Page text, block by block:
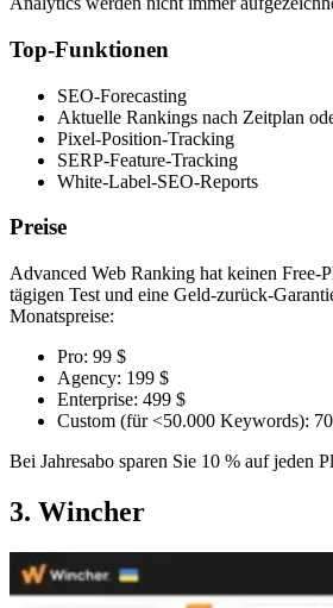
Top-Funktionen
SEO-Forecasting
Aktuelle Rankings nach Zeitplan
Pixel-Position-Tracking
SERP-Feature-Tracking
White-Label-SEO-Reports
Preise
Advanced Web Ranking hat keinen Free-
tägigen Test und eine Geld-zurück-
Monatspreise:
Pro: 99 $
Agency: 199 $
Enterprise: 499 $
Custom (für <50.000 Keywords):
Bei Jahresabo sparen Sie 10 % auf jeden
3. Wincher